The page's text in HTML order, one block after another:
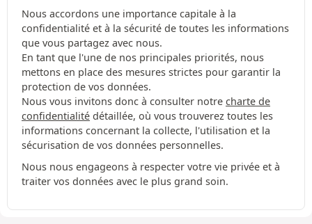
Nous accordons une importance capitale à la
confidentialité et à la sécurité de toutes les informations
que vous partagez avec nous.
En tant que l'une de nos principales priorités, nous
mettons en place des mesures strictes pour garantir la
protection de vos données.
Nous vous invitons donc à consulter notre charte de
confidentialité détaillée, où vous trouverez toutes les
informations concernant la collecte, l'utilisation et la
sécurisation de vos données personnelles.
Nous nous engageons à respecter votre vie privée et à
traiter vos données avec le plus grand soin.